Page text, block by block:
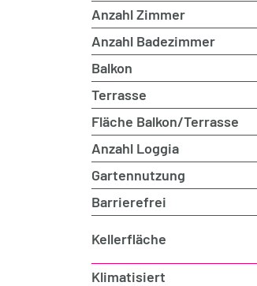
Anzahl Zimmer
Anzahl Badezimmer
Balkon
Terrasse
Fläche Balkon/Terrasse
Anzahl Loggia
Gartennutzung
Barrierefrei
Kellerfläche
Klimatisiert